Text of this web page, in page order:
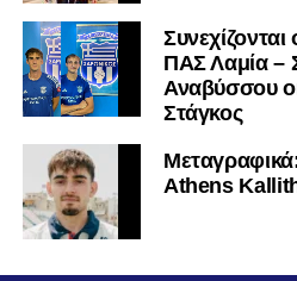
ΠΑΣ Λαμία –
Αναβύσσου
Στάγκος
Athens